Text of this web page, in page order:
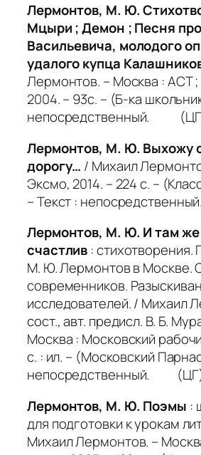
Лермонтов, М. Ю.
Мцыри ; Демон ; Песня
Васильевича, молодого
удалого купца
Лермонтов. – Москва : АСТ ;
2004. – 93с. – (Б-ка
непосредственный.
Лермонтов, М. Ю. Выхожу
дорогу… / Михаил
Эксмо, 2014. – 224 с. –
– Текст :
Лермонтов, М. Ю. И там
счастлив :
М. Ю. Лермонтов в Москве.
современников.
исследователей. / Михаил
сост., авт. предисл. В. Б.
Москва : Московский
с. : ил. – (Московский
непосредственный.
Лермонтов, М. Ю. Поэмы :
для подготовки к урокам
Михаил Лермонтов. –